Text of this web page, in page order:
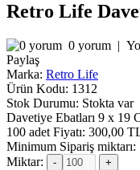
Retro Life
0 yorum |
Paylaş
Marka: Retro Life
Ürün Kodu: 1312
Stok Durumu: Stokta var
Davetiye Ebatları 9 x 19
100 adet Fiyatı: 300,00
Minimum Sipariş miktarı:
Miktar: